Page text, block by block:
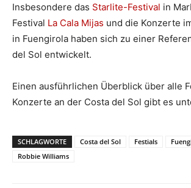
Insbesondere das Starlite-Festival in
Festival La Cala Mijas und die Konzerte
in Fuengirola haben sich zu einer
del Sol entwickelt.
Einen ausführlichen Überblick über alle
Konzerte an der Costa del Sol gibt es
SCHLAGWORTE Costa del Sol Festials
Robbie Williams